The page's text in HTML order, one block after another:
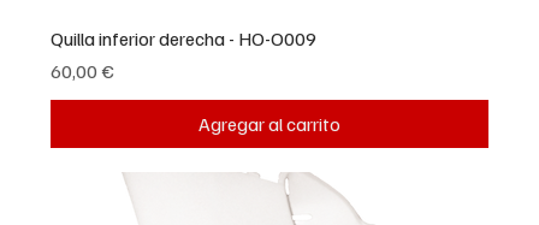
Quilla inferior derecha - HO-O009
Precio
60,00 €
Agregar al carrito